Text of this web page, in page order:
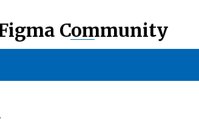
Community